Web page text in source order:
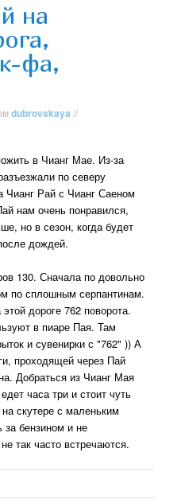
на
фа,
dubrovskaya //
в Чианг Мае. Из-за
по северу
Чианг Рай с Чианг Саеном
нам очень понравился,
но в сезон, когда будет
дождей.
130. Сначала по довольно
по сплошным серпантинам.
дороге 762 поворота.
в пиаре Пая. Там
и сувенирки с "762" )) А
проходящей через Пай
Добраться из Чианг Мая
часа три и стоит чуть
скутере с маленьким
за бензином и не
так часто встречаются.